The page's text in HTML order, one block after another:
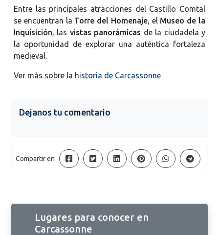
Entre las principales atracciones del Castillo Comtal
se encuentran la Torre del Homenaje, el Museo de la
Inquisición, las vistas panorámicas de la ciudadela y
la oportunidad de explorar una auténtica fortaleza
medieval.
Ver más sobre la historia de Carcassonne
Dejanos tu comentario
Compartir en
Lugares para conocer en
Carcassonne